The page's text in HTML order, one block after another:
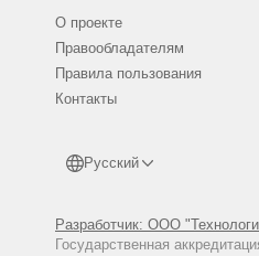
О проекте
Правообладателям
Правила пользования
Контакты
Русский
Разработчик: ООО
Государственная